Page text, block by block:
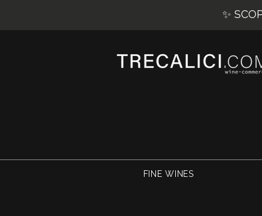
✨
FINE WINES